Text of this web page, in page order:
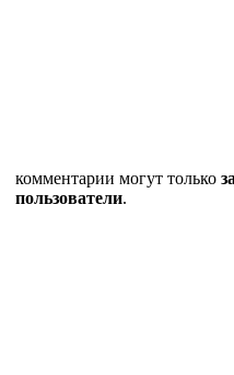
комментарии могут только
пользователи.